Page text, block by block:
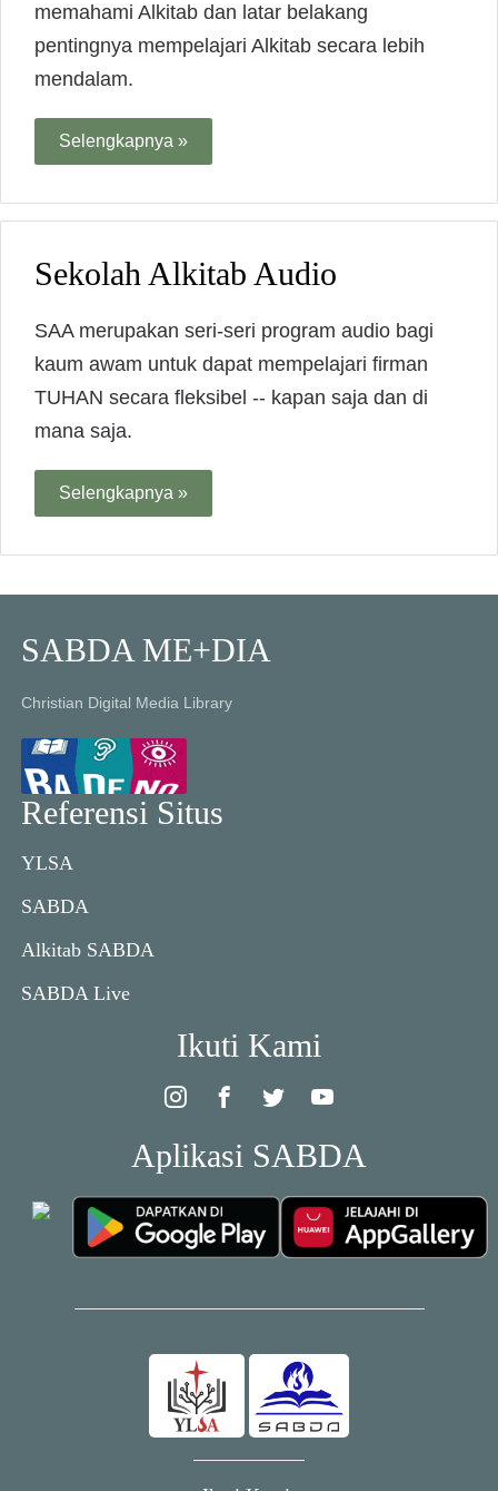
memahami Alkitab dan latar belakang
pentingnya mempelajari Alkitab secara lebih
mendalam.
Selengkapnya »
Sekolah Alkitab Audio
SAA merupakan seri-seri program audio bagi
kaum awam untuk dapat mempelajari firman
TUHAN secara fleksibel -- kapan saja dan di
mana saja.
Selengkapnya »
SABDA ME+DIA
Christian Digital Media Library
Referensi Situs
YLSA
SABDA
Alkitab SABDA
SABDA Live
Ikuti Kami
Aplikasi SABDA